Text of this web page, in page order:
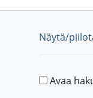
Näytä/
Avaa